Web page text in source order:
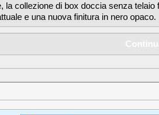
la collezione di box doccia senza
e una nuova finitura in nero